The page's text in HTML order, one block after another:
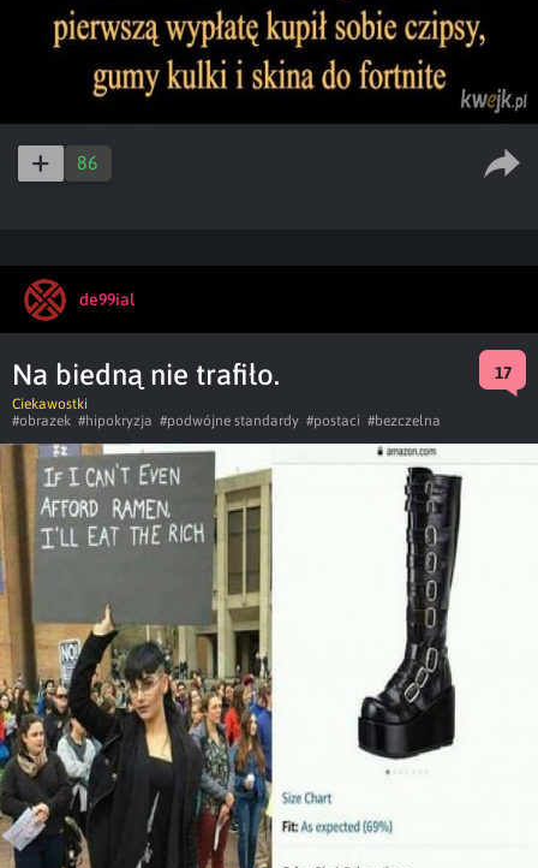
86
de99ial
Na biedną nie trafiło. 17
Ciekawostki
#obrazek #hipokryzja #podwójne standardy #postaci #bezczelna